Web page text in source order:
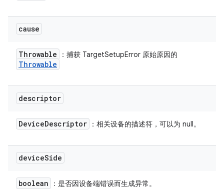
cause
Throwable ：捕获 TargetSetupError 原始原因的
Throwable
descriptor
DeviceDescriptor ：相关设备的描述符，可以为 null。
deviceSide
boolean ：是否因设备端错误而生成异常。